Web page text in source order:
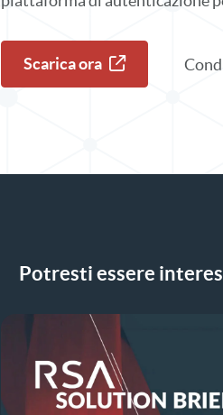
Scarica ora
Potresti essere